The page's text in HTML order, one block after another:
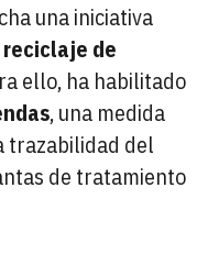
una iniciativa
reciclaje de
ello, ha habilitado
, una medida
trazabilidad del
de tratamiento